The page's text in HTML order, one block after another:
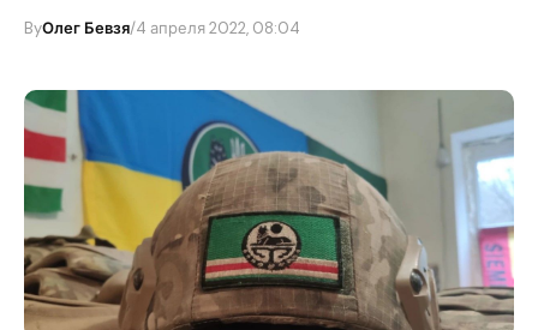
ByОлег Бевзя/4 апреля 2022, 08:04